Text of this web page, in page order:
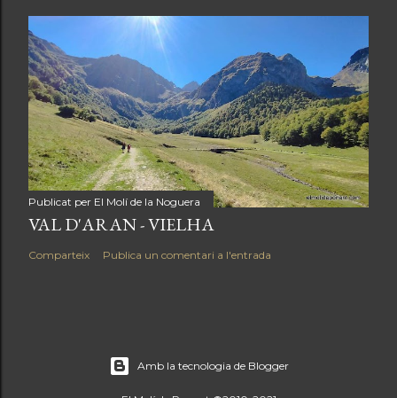
Publicat per El Molí de la Noguera
VAL D'ARAN - VIELHA
Comparteix Publica un comentari a l'entrada
Amb la tecnologia de Blogger